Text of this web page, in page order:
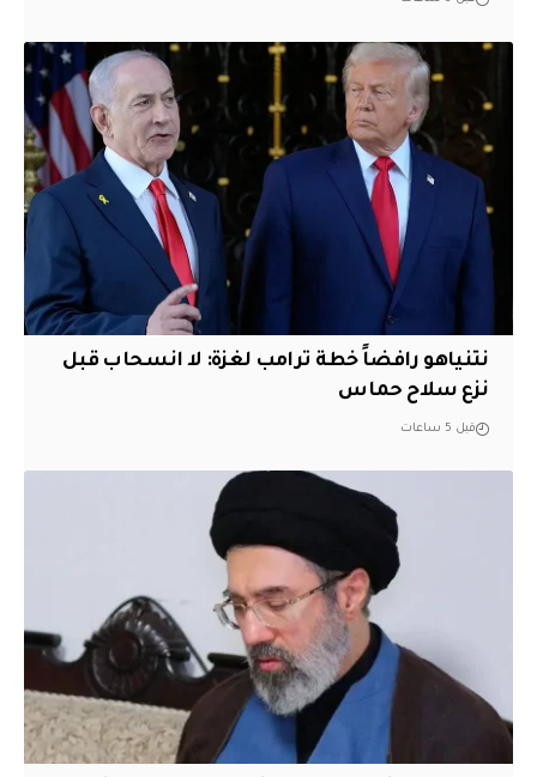
نتنياهو رافضاً خطة ترامب لغزة: لا انسحاب قبل
نزع سلاح حماس
قبل 5 ساعات